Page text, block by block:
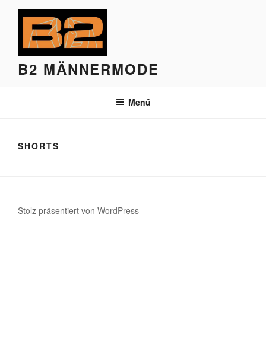
springen
B2 MÄNNERMODE
Menü
SHORTS
Stolz präsentiert von WordPress